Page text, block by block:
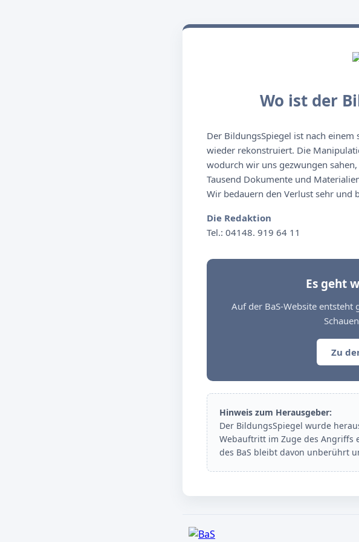
Wo ist der
Der BildungsSpiegel ist nach
wieder rekonstruiert. Die
wodurch wir uns gezwungen
Tausend Dokumente und
Wir bedauern den Verlust sehr und
Die Redaktion
Tel.: 04148. 919 64 11
Es geht
Auf der BaS-Website entsteht
Zu
Hinweis zum Herausgeber:
Der BildungsSpiegel wurde
Webauftritt im Zuge des Angriffs
des BaS bleibt davon unberührt